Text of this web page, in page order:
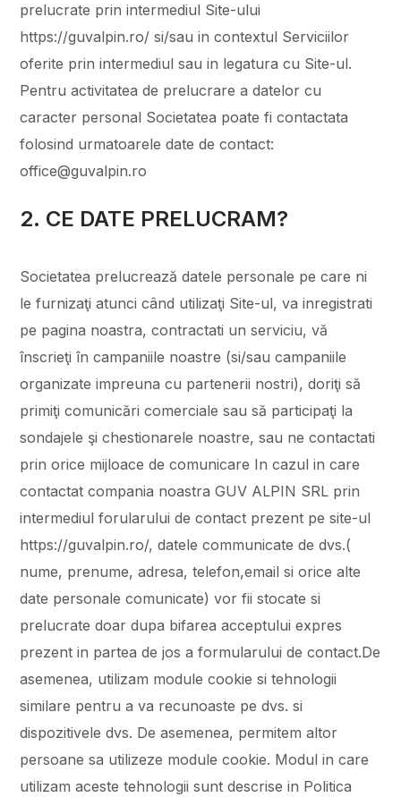
prelucrate prin intermediul Site-ului
https://guvalpin.ro/ si/sau in contextul Serviciilor
oferite prin intermediul sau in legatura cu Site-ul.
Pentru activitatea de prelucrare a datelor cu
caracter personal Societatea poate fi contactata
folosind urmatoarele date de contact:
office@guvalpin.ro
2. CE DATE PRELUCRAM?
Societatea prelucrează datele personale pe care ni
le furnizaţi atunci când utilizaţi Site-ul, va inregistrati
pe pagina noastra, contractati un serviciu, vă
înscrieţi în campaniile noastre (si/sau campaniile
organizate impreuna cu partenerii nostri), doriţi să
primiţi comunicări comerciale sau să participaţi la
sondajele şi chestionarele noastre, sau ne contactati
prin orice mijloace de comunicare In cazul in care
contactat compania noastra GUV ALPIN SRL prin
intermediul forularului de contact prezent pe site-ul
https://guvalpin.ro/, datele communicate de dvs.(
nume, prenume, adresa, telefon,email si orice alte
date personale comunicate) vor fii stocate si
prelucrate doar dupa bifarea acceptului expres
prezent in partea de jos a formularului de contact.De
asemenea, utilizam module cookie si tehnologii
similare pentru a va recunoaste pe dvs. si
dispozitivele dvs. De asemenea, permitem altor
persoane sa utilizeze module cookie. Modul in care
utilizam aceste tehnologii sunt descrise in Politica